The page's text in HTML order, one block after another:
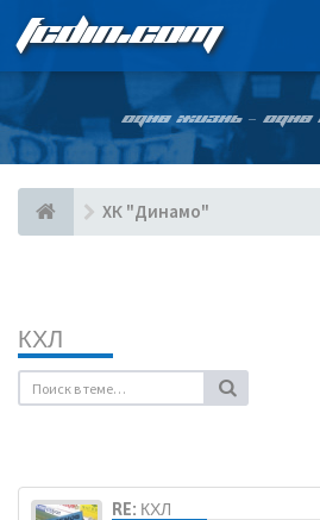
FCDIN.COM
ОДНА ЖИЗНЬ – ОДНА
ХК "Динамо"
КХЛ
RE: КХЛ